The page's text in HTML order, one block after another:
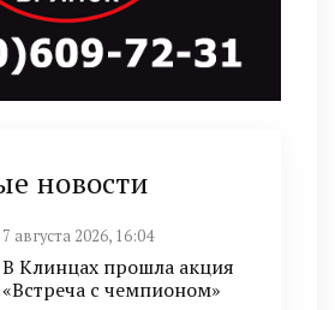
новости
7 августа 2026, 16:04
В Клинцах прошла акция
«Встреча с чемпионом»